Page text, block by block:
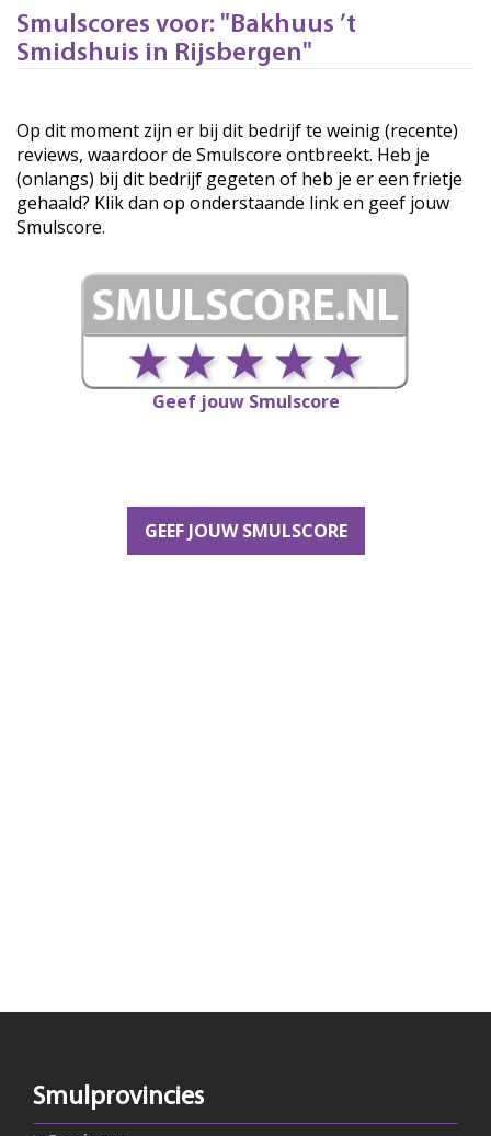
Smulscores voor: "Bakhuus ’t
Smidshuis in Rijsbergen"
Op dit moment zijn er bij dit bedrijf te weinig (recente)
reviews, waardoor de Smulscore ontbreekt. Heb je
(onlangs) bij dit bedrijf gegeten of heb je er een frietje
gehaald? Klik dan op onderstaande link en geef jouw
Smulscore.
Geef jouw Smulscore
GEEF JOUW SMULSCORE
Smulprovincies